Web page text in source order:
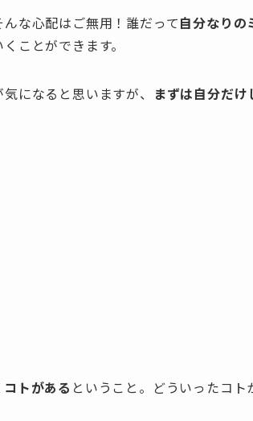
な心配はご無用！誰だって自分なりの
ことができます。
になると思いますが、 まずは自分だけ
トがある ということ。どういったコト